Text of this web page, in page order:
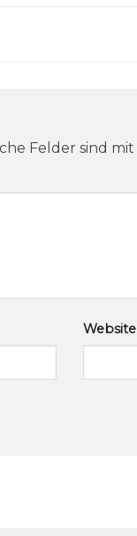
Felder sind mit
Website